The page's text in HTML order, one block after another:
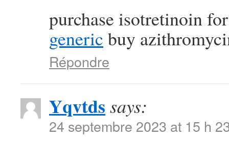
purchase isotretinoin
generic buy
Répondre
Yqvtds says:
24 septembre 2023 at 15 h